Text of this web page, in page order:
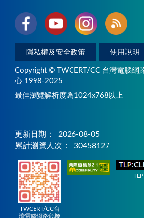
隱私權及安全政策 使用說明
Copyright © TWCERT/CC 台灣電腦網
心 1998-2025
最佳瀏覽解析度為1024x768以上
更新日期：
2026-08-05
累計瀏覽人次：
30458127
TWCERT/CC台
灣電腦網路危機
TLP